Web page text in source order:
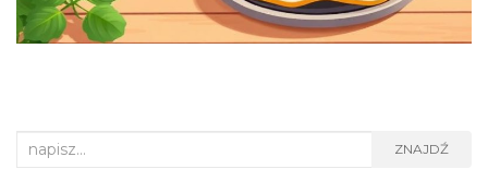
Search
ZNAJDŹ